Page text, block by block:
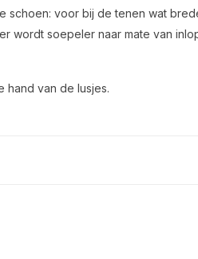
schoen: voor bij de tenen wat
wordt soepeler naar mate van
hand van de lusjes.